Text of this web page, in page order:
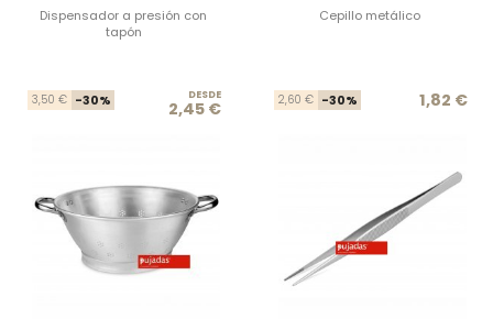
Dispensador a presión con
tapón
Precio base
3,50 € -30% Precio
DESDE
2,45 €
Cepillo metálico
2,60 € -30% 1,82 €